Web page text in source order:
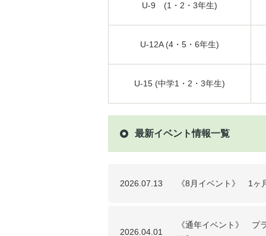
U-9 (1・2・3年生)
U-12A (4・5・6年生)
U-15 (中学1・2・3年生)
最新イベント情報一覧
2026.07.13 《8月イベント》 1
2026.04.01
《通年イベント》